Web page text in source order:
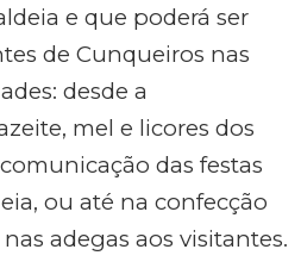
e que poderá ser
de Cunqueiros nas
desde a
mel e licores dos
das festas
ou até na confecção
adegas aos visitantes.